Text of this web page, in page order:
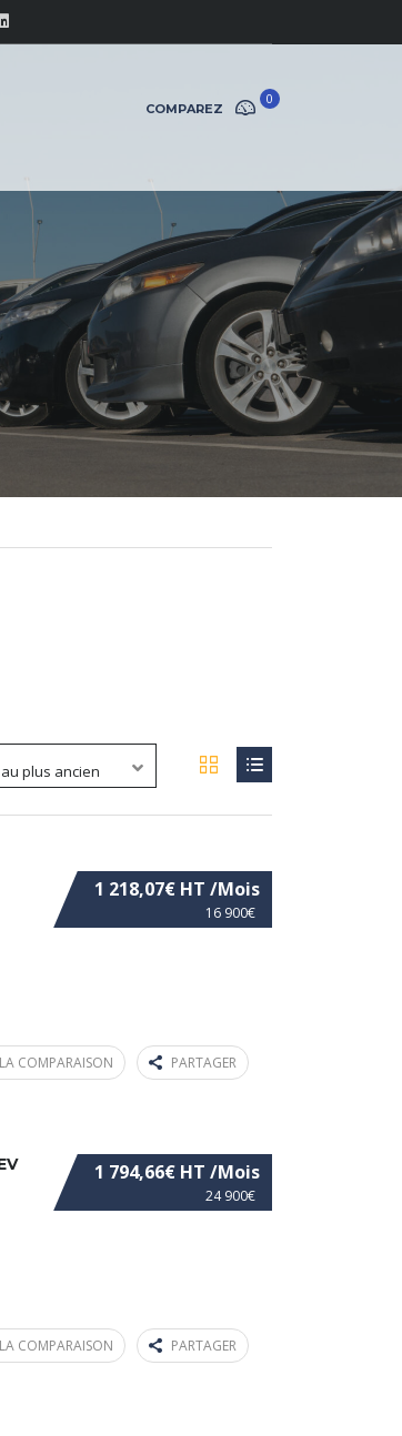
COMPAREZ
0
plus ancien
16 900€
1 218,07€ HT /Mois
COMPARAISON PARTAGER
24 900€
1 794,66€ HT /Mois
COMPARAISON PARTAGER